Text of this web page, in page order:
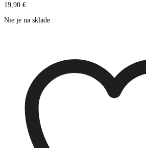
19,90 €
Nie je na sklade